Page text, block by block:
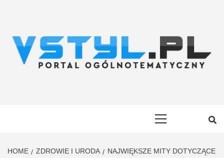
HOME ZDROWIE I URODA
NAJWIĘKSZE MITY DOTYCZĄCE